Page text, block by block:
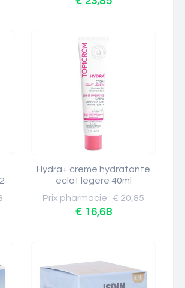
Hydra+ creme hydratante
eclat legere 40ml
Prix pharmacie : € 20,85
€ 16,68